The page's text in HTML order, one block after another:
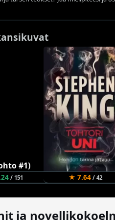
/ 151 ★ 7.64/ 42
ja